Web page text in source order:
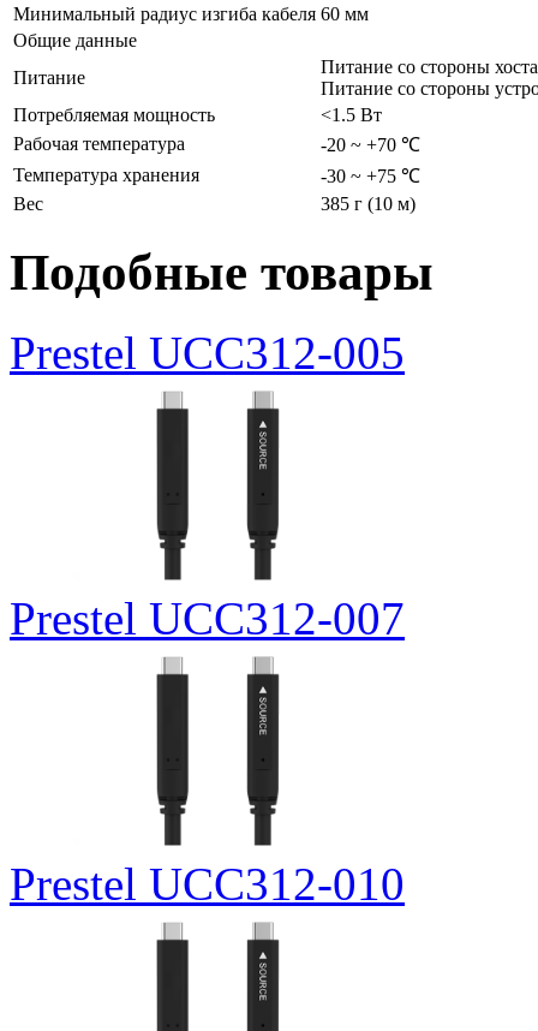
Минимальный радиус изгиба кабеля 60 мм
Общие данные
Питание
Питание со стороны
Питание со стороны
Потребляемая мощность
<1.5 Вт
Рабочая температура
-20 ~ +70 ℃
Температура хранения
-30 ~ +75 ℃
Вес
385 г (10 м)
Подобные товары
Prestel UCC312-005
Prestel UCC312-007
Prestel UCC312-010